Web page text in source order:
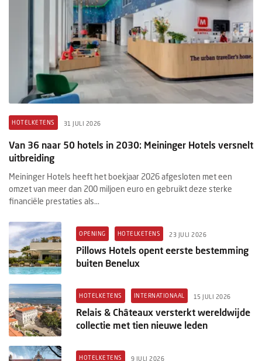
HOTELKETENS 31 JULI 2026
Van 36 naar 50 hotels in 2030: Meininger Hotels versnelt
uitbreiding
Meininger Hotels heeft het boekjaar 2026 afgesloten met een
omzet van meer dan 200 miljoen euro en gebruikt deze sterke
financiële prestaties als...
OPENING HOTELKETENS 23 JULI 2026
Pillows Hotels opent eerste bestemming
buiten Benelux
HOTELKETENS INTERNATIONAAL 15 JULI 2026
Relais & Châteaux versterkt wereldwijde
collectie met tien nieuwe leden
HOTELKETENS 9 JULI 2026